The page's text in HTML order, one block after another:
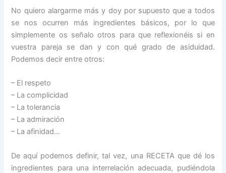
No quiero alargarme más y doy por supuesto que a todos
se nos ocurren más ingredientes básicos, por lo que
simplemente os señalo otros para que reflexionéis si en
vuestra pareja se dan y con qué grado de asiduidad.
Podemos decir entre otros:
– El respeto
– La complicidad
– La tolerancia
– La admiración
– La afinidad…
De aquí podemos definir, tal vez, una RECETA que dé los
ingredientes para una interrelación adecuada, pudiéndola